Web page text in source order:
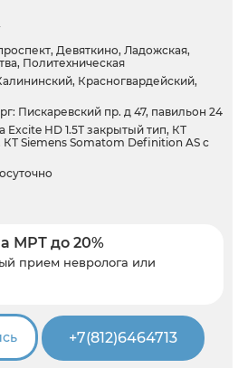
Девяткино, Ладожская,
Политехническая
Красногвардейский,
Пискаревский пр. д 47, павильон 24
Excite HD 1.5Т закрытый тип, КТ
КТ Siemens Somatom Definition AS с
МРТ до 20%
прием невролога или
+7(812)6464713